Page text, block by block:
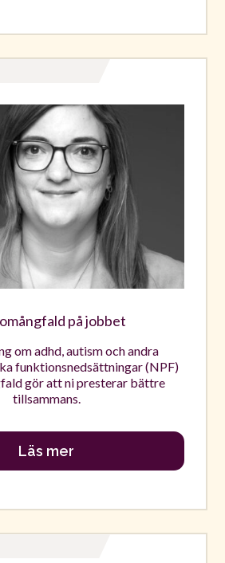
på jobbet
om adhd, autism och andra
funktionsnedsättningar (NPF)
gör att ni presterar bättre
tillsammans.
Läs mer